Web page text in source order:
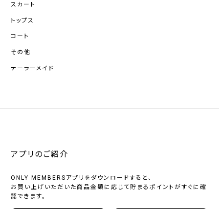
スカート
トップス
コート
その他
テーラーメイド
アプリのご紹介
ONLY MEMBERSアプリをダウンロードすると、
お買い上げいただいた商品金額に応じて貯まるポイントがすぐに確
認できます。